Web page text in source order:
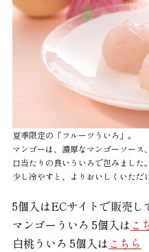
夏季限定の「フルーツういろ」。
マンゴーは、濃厚なマンゴーソース
口当たりの良いういろで包みました。
少し冷やすと、よりおいしくいただ
5個入はECサイトで販売
マンゴーういろ 5個入は こ
白桃ういろ 5個入は こちら